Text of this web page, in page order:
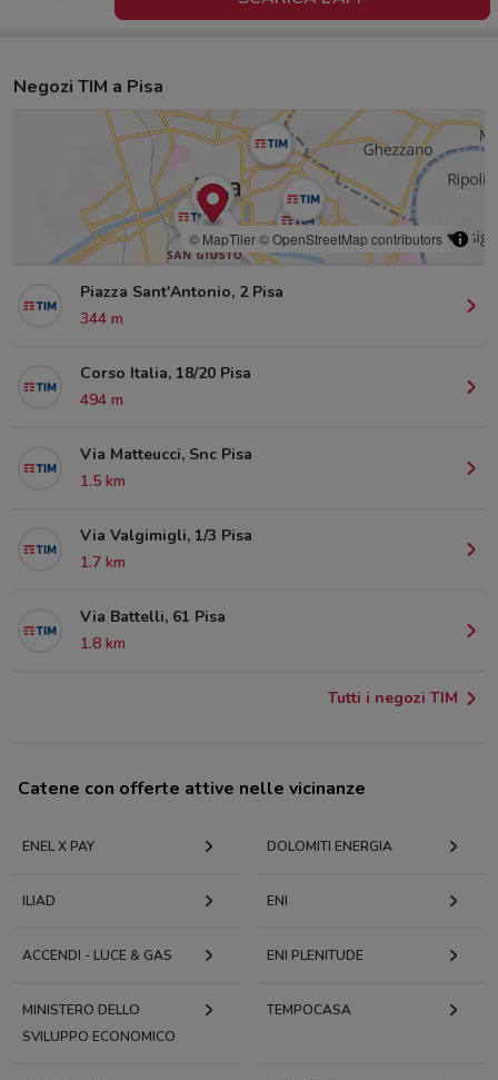
Negozi TIM a Pisa
© MapTiler© OpenStreetMap contributors
Piazza Sant'Antonio, 2 Pisa
344 m
Corso Italia, 18/20 Pisa
494 m
Via Matteucci, Snc Pisa
1.5 km
Via Valgimigli, 1/3 Pisa
1.7 km
Via Battelli, 61 Pisa
1.8 km
Tutti i negozi TIM
Catene con offerte attive nelle vicinanze
ENEL X PAY DOLOMITI ENERGIA
ILIAD ENI
ACCENDI - LUCE & GAS ENI PLENITUDE
MINISTERO DELLO
SVILUPPO ECONOMICO
TEMPOCASA